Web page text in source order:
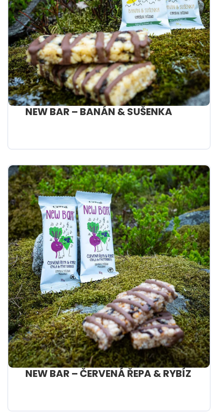
NEW BAR – BANÁN & SUŠENKA
NEW BAR – ČERVENÁ ŘEPA & RYBÍZ